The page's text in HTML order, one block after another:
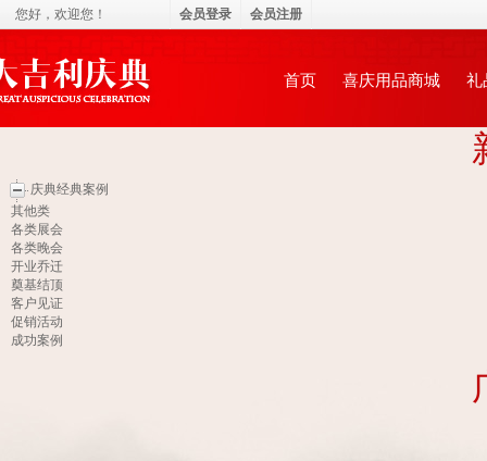
永康市大吉利庆典礼仪服务有限公司
首页 喜庆用品商城 礼
庆典经典案例
其他类
各类展会
各类晚会
开业乔迁
奠基结顶
客户见证
促销活动
成功案例
您好， 欢迎您！ 会员登录 会员注册